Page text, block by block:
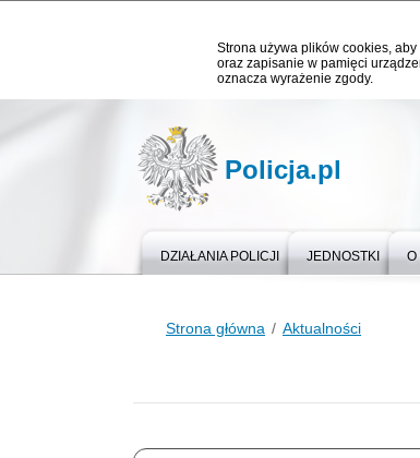
Strona używa plików cookies,
oraz zapisanie w pamięci
oznacza wyrażenie zgody.
Policja.pl
DZIAŁANIA POLICJI JEDNOSTKI O
Strona główna Aktualności